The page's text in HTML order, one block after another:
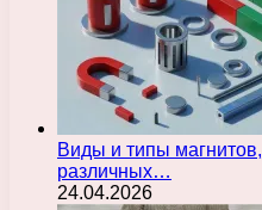
Виды и типы
различных…
24.04.2026